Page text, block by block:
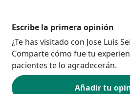
Escribe la primera opinión
¿Te has visitado con Jose Luis
Comparte cómo fue tu
pacientes te lo agradecerán.
Añadir tu